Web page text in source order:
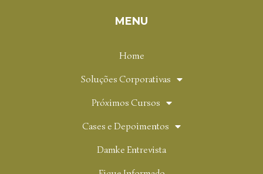
MENU
Home
Soluções Corporativas
Próximos Cursos
Cases e Depoimentos
Damke Entrevista